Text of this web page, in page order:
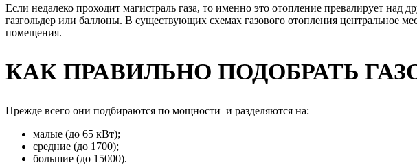
Если недалеко проходит магистраль газа, то именно это отопление превалирует
газгольдер или баллоны. В существующих схемах газового отопления центральное
помещения.
КАК ПРАВИЛЬНО ПОДОБРАТЬ
Прежде всего они подбираются по мощности и разделяются на:
малые (до 65 кВт);
средние (до 1700);
большие (до 15000).